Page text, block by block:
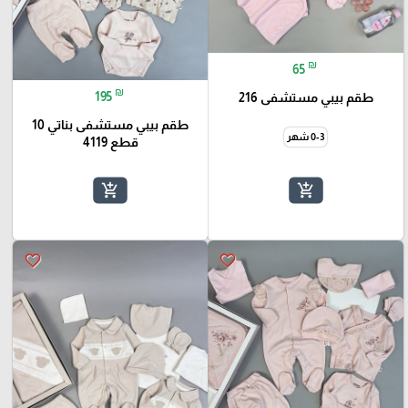
65 ₪
طقم بيبي مستشفى 216
0-3 شهر
add_shopping_cart
195 ₪
طقم بيبي مستشفى بناتي 10
قطع 4119
add_shopping_cart
favorite_border
favorite_border